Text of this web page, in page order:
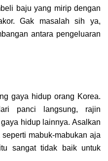
baju yang mirip dengan
Gak masalah sih ya,
antara pengeluaran
gaya hidup orang Korea.
panci langsung, rajin
hidup lainnya. Asalkan
mabuk-mabukan aja
sangat tidak baik untuk